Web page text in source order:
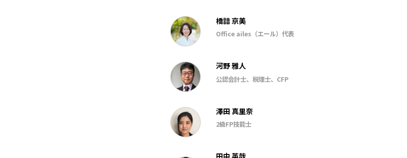
橋詰 京美
Office ailes（エール）代表
河野 雅人
公認会計士、税理士、CFP
澤田 真里奈
2級FP技能士